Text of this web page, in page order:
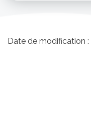
Date de modification :